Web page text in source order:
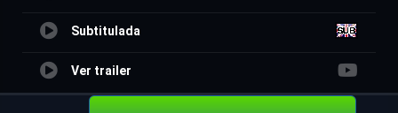
Subtitulada
Ver trailer